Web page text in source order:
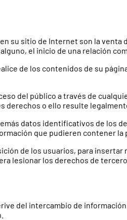
su sitio de Internet son la venta
el inicio de una relación
de los contenidos de su
del público a través de
derechos o ello resulte
datos identificativos de los
que pudieren contener la
de los usuarios, para
lesionar los derechos de
del intercambio de